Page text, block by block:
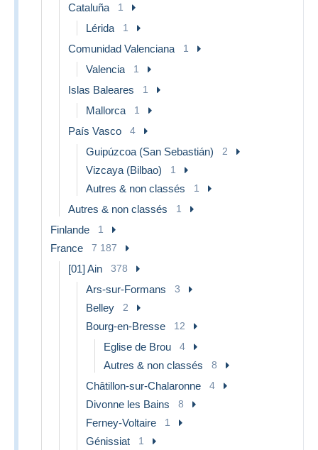
Cataluña 1
Lérida 1
Comunidad Valenciana 1
Valencia 1
Islas Baleares 1
Mallorca 1
País Vasco 4
Guipúzcoa (San Sebastián) 2
Vizcaya (Bilbao) 1
Autres & non classés 1
Autres & non classés 1
Finlande 1
France 7 187
[01] Ain 378
Ars-sur-Formans 3
Belley 2
Bourg-en-Bresse 12
Eglise de Brou 4
Autres & non classés 8
Châtillon-sur-Chalaronne 4
Divonne les Bains 8
Ferney-Voltaire 1
Génissiat 1